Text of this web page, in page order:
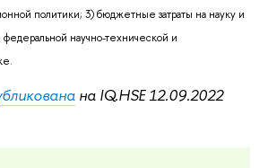
политики; 3) бюджетные затраты на науку и
научно-технической и
на IQ.HSE 12.09.2022